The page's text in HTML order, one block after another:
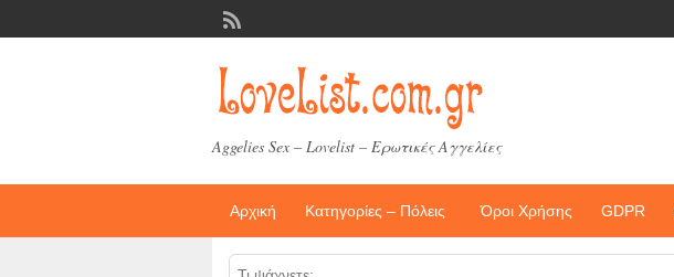
Aggelies Sex – Lovelist – Ερωτικές Αγγελίες
Αρχική Κατηγορίες – Πόλεις Όροι Χρήσης GDPR